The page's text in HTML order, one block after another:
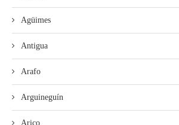
Agüimes
Antigua
Arafo
Arguineguín
Arico